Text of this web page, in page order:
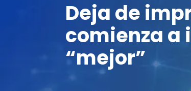
Deja de
comienza
“mejor”